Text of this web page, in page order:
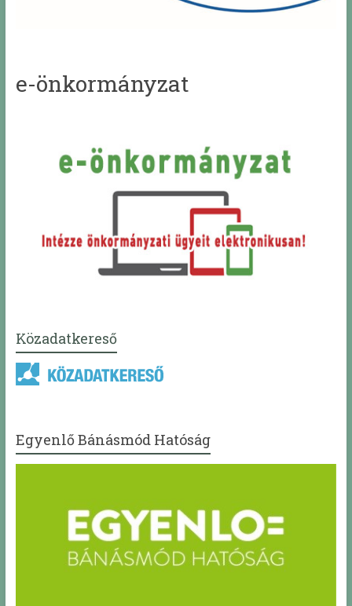
e-önkormányzat
Közadatkereső
Egyenlő Bánásmód Hatóság